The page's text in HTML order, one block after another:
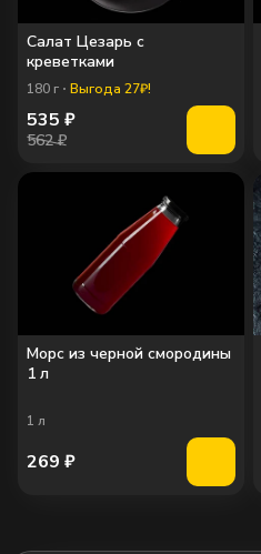
Салат Цезарь с
креветками
180 г Выгода 27₽!
535 ₽
562 ₽
Морс из черной смородины
1 л
1 л
269 ₽